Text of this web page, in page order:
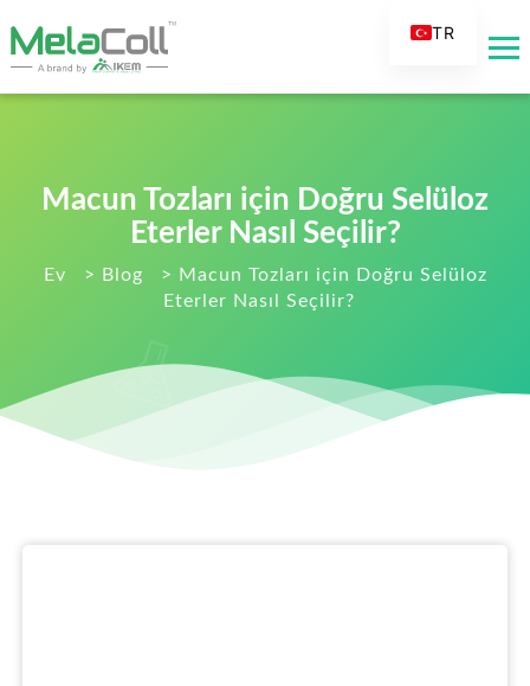
Macun Tozları için Doğru Selüloz
Eterler Nasıl Seçilir?
Ev > Blog >
Macun Tozları için Doğru Selüloz
Eterler Nasıl Seçilir?
TR
ES
RU
NL